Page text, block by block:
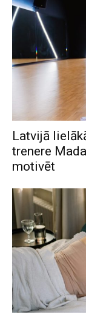
Latvijā
trenere
motivēt